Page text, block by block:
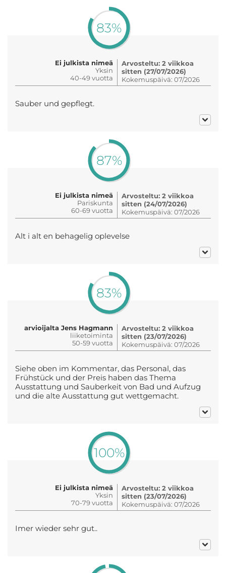
83%
Ei julkista nimeä
Yksin
40-49 vuotta
Arvosteltu: 2 viikkoa
sitten (27/07/2026)
Kokemuspäivä: 07/2026
Sauber und gepflegt.
87%
Ei julkista nimeä
Pariskunta
60-69 vuotta
Arvosteltu: 2 viikkoa
sitten (24/07/2026)
Kokemuspäivä: 07/2026
Alt i alt en behagelig oplevelse
83%
arvioijalta Jens Hagmann
liiketoiminta
50-59 vuotta
Arvosteltu: 2 viikkoa
sitten (23/07/2026)
Kokemuspäivä: 07/2026
Siehe oben im Kommentar, das Personal, das
Frühstück und der Preis haben das Thema
Ausstattung und Sauberkeit von Bad und Aufzug
und die alte Ausstattung gut wettgemacht.
100%
Ei julkista nimeä
Yksin
70-79 vuotta
Arvosteltu: 2 viikkoa
sitten (23/07/2026)
Kokemuspäivä: 07/2026
Imer wieder sehr gut..